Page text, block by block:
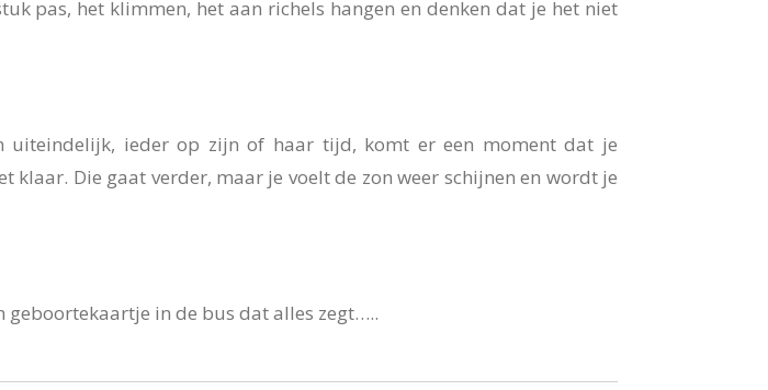
pas, het klimmen, het aan richels hangen en denken dat je het niet
uiteindelijk, ieder op zijn of haar tijd, komt er een moment dat je
Die gaat verder, maar je voelt de zon weer schijnen en wordt je
geboortekaartje in de bus dat alles zegt…..